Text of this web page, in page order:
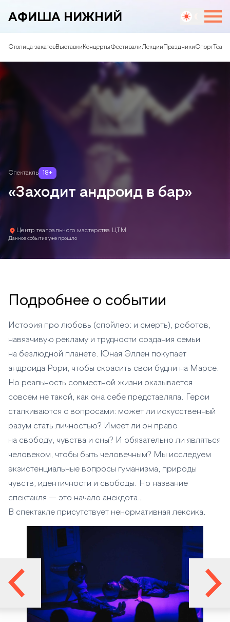
АФИША НИЖНИЙ
Столица закатовВыставкиКонцертыФестивалиЛекции ПраздникиСпорт
Спектакль 18+
«Заходит андроид в бар»
Центр театрального мастерства ЦТМ
Данное событие уже прошло
Подробнее о событии
История про любовь (спойлер: и смерть), роботов,
навязчивую рекламу и трудности создания семьи
на безлюдной планете. Юная Эллен покупает
андроида Рори, чтобы скрасить свои будни на Марсе.
Но реальность совместной жизни оказывается
совсем не такой, как она себе представляла. Герои
сталкиваются с вопросами: может ли искусственный
разум стать личностью? Имеет ли он право
на свободу, чувства и сны? И обязательно ли являться
человеком, чтобы быть человечным? Мы исследуем
экзистенциальные вопросы гуманизма, природы
чувств, идентичности и свободы. Но название
спектакля — это начало анекдота…
В спектакле присутствует ненормативная лексика.